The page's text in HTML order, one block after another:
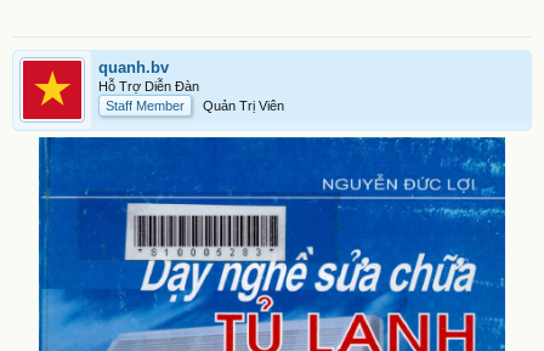
quanh.bv
Hỗ Trợ Diễn Đàn
Staff Member
Quản Trị Viên